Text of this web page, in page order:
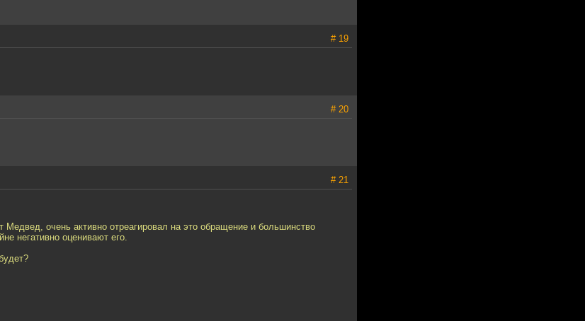
# 19
# 20
# 21
Медвед, очень активно отреагировал на это обращение и большинство
негативно оценивают его.